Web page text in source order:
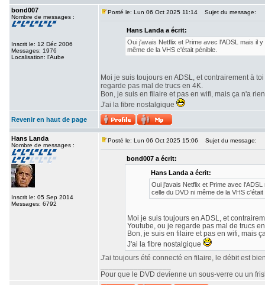
bond007
Nombre de messages :
Inscrit le: 12 Déc 2006
Messages: 1976
Localisation: l'Aube
Posté le: Lun 06 Oct 2025 11:14 Sujet du message:
Hans Landa a écrit:
Oui j'avais Netflix et Prime avec l'ADSL mais il
même de la VHS c'était pénible.
Moi je suis toujours en ADSL, et contrairement à
regarde pas mal de trucs en 4K.
Bon, je suis en filaire et pas en wifi, mais ça n'a
J'ai la fibre nostalgique
Revenir en haut de page
Hans Landa
Nombre de messages :
Inscrit le: 05 Sep 2014
Messages: 6792
Posté le: Lun 06 Oct 2025 15:06 Sujet du message:
bond007 a écrit:
Hans Landa a écrit:
Oui j'avais Netflix et Prime avec
celle du DVD ni même de la VHS c'était
Moi je suis toujours en ADSL, et
Youtube, ou je regarde pas mal de trucs
Bon, je suis en filaire et pas en wifi, mais
J'ai la fibre nostalgique
J'ai toujours été connecté en filaire, le débit est
Pour que le DVD devienne un sous-verre ou un